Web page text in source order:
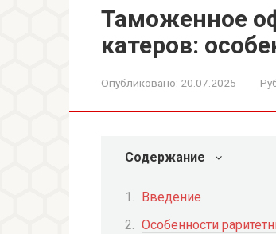
Таможенное
катеров:
Опубликовано: 20.07.2025
Содержание
Введение
Особенности